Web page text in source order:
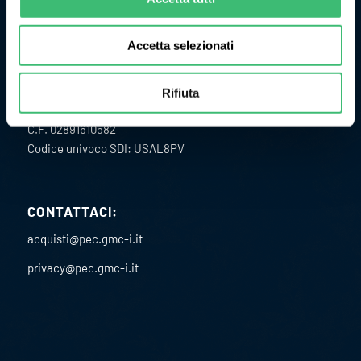
Accetta selezionati
Rifiuta
P.I. 02151460967
C.F. 02891610582
Codice univoco SDI: USAL8PV
CONTATTACI:
acquisti@pec.gmc-i.it
privacy@pec.gmc-i.it